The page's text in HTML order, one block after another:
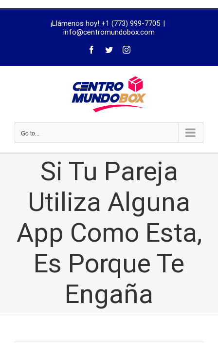
¡Llámenos hoy! +1 (773) 999-7705 |
info@centromundobox.com
Go to...
Si Tu Pareja
Utiliza Alguna
App Como Esta,
Es Porque Te
Engaña